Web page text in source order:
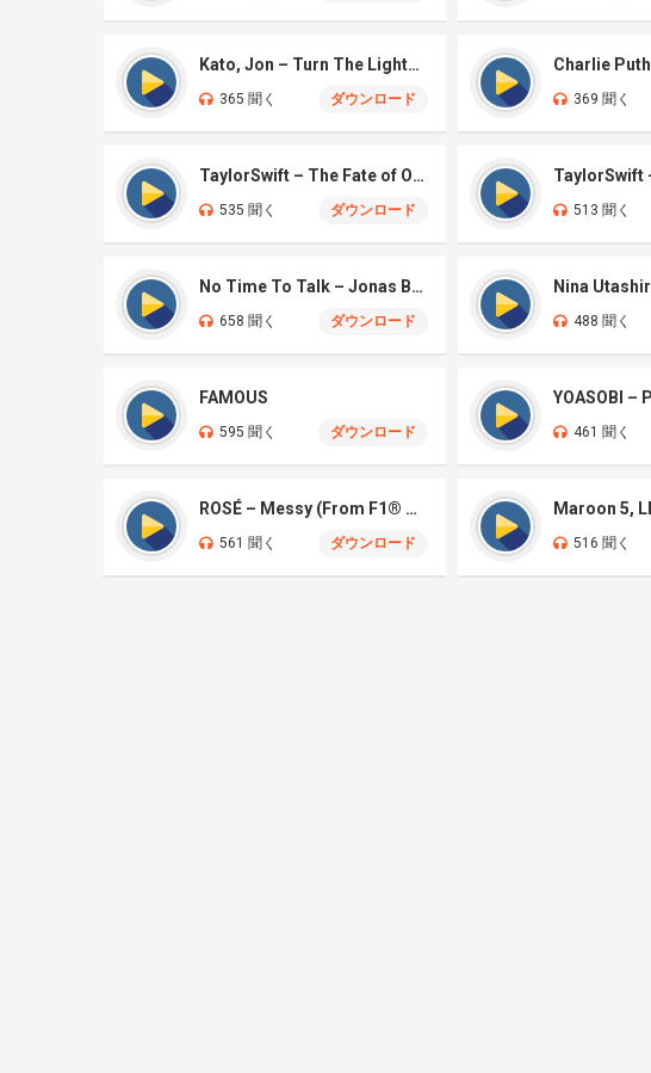
Kato, Jon – Turn The Lights Off
365 聞く ダウンロード
Charlie
369 聞く
TaylorSwift – The Fate of Ophelia
535 聞く ダウンロード 513 聞く
No Time To Talk – Jonas Brothers
658 聞く ダウンロード
Nina
488 聞く
FAMOUS
595 聞く ダウンロード 461 聞く
ROSÉ – Messy (From F1® The Movie)
561 聞く ダウンロード
Maroon 5,
516 聞く